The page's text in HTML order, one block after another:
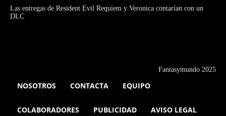
Las entregas de Resident Evil Requiem y Veronica contarían con un
DLC
Fantasymundo 2025
NOSOTROS CONTACTA EQUIPO
COLABORADORES PUBLICIDAD AVISO LEGAL